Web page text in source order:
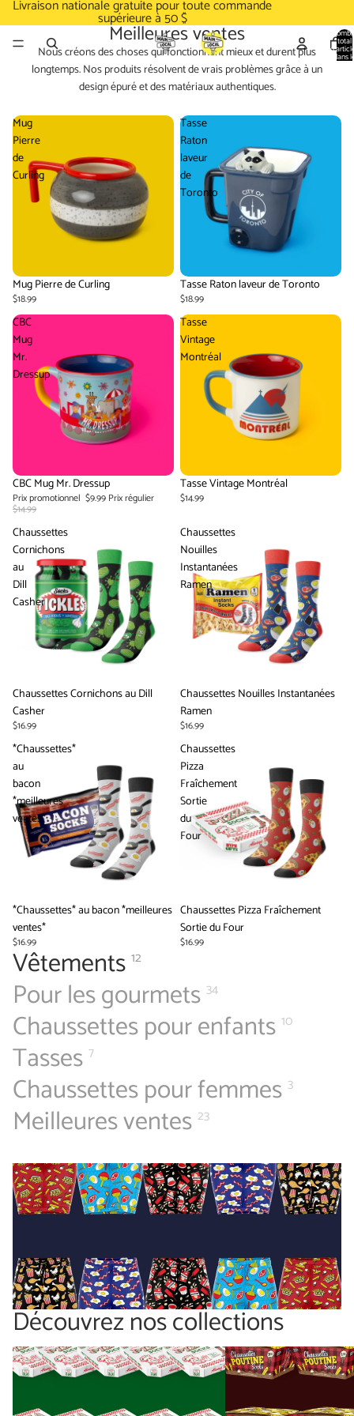
Livraison nationale gratuite pour toute commande
supérieure à 50 $
total
dans
Meilleures ventes
Nous créons des choses qui fonctionnent mieux et durent plus
longtemps. Nos produits résolvent de vrais problèmes grâce à un
design épuré et des matériaux authentiques.
Mug
Pierre
de
Curling
Mug Pierre de Curling
$18.99
Tasse
Raton
laveur
de
Toronto
Tasse Raton laveur de Toronto
$18.99
CBC
Mug
Mr.
Dressup
Promotion
CBC Mug Mr. Dressup
Prix promotionnel $9.99 Prix régulier
$14.99
Tasse
Vintage
Montréal
Tasse Vintage Montréal
$14.99
Chaussettes
Cornichons
au
Dill
Casher
Chaussettes Cornichons au Dill
Casher
$16.99
Chaussettes
Nouilles
Instantanées
Ramen
Chaussettes Nouilles Instantanées
Ramen
$16.99
*Chaussettes*
au
bacon
*meilleures
ventes*
*Chaussettes* au bacon *meilleures
ventes*
$16.99
Chaussettes
Pizza
Fraîchement
Sortie
du
Four
Épuisé
Chaussettes Pizza Fraîchement
Sortie du Four
$16.99
Vêtements 12
Pour les gourmets 34
Chaussettes pour enfants 10
Tasses 7
Chaussettes pour femmes 3
Meilleures ventes 23
Découvrez nos collections
Hors des Sox Souvenirs qui déchirent !™